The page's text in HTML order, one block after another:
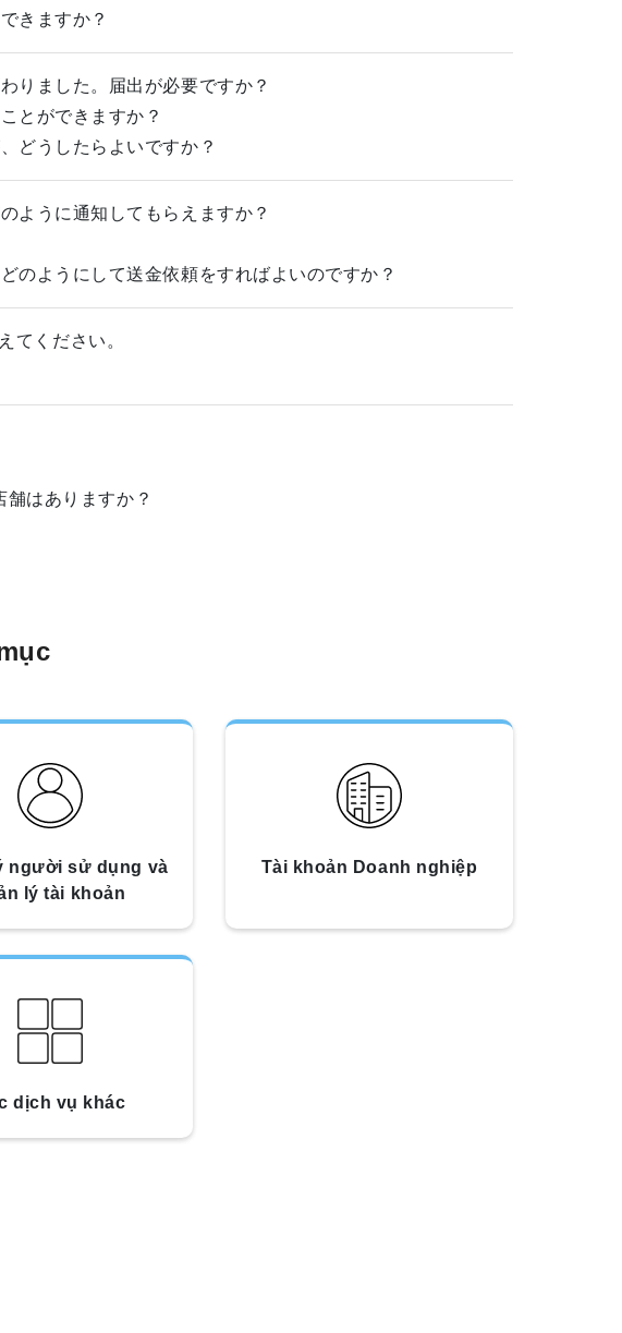
きますか？
りました。届出が必要ですか？
とができますか？
どうしたらよいですか？
ように通知してもらえますか？
のようにして送金依頼をすればよいのですか？
てください。
はありますか？
người sử dụng và
lý tài khoản
Tài khoản Doanh nghiệp
dịch vụ khác